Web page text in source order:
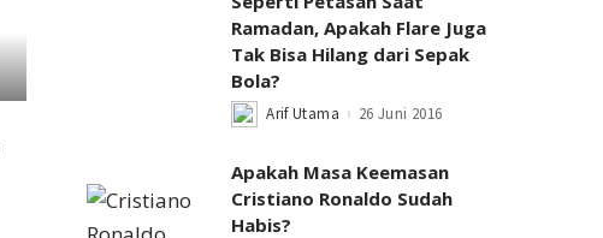
Ramadan, Apakah Flare Juga
Tak Bisa Hilang dari Sepak
Bola?
PostedArif Utama 26 Juni 2016
Apakah Masa Keemasan
Cristiano Ronaldo Sudah
Habis?